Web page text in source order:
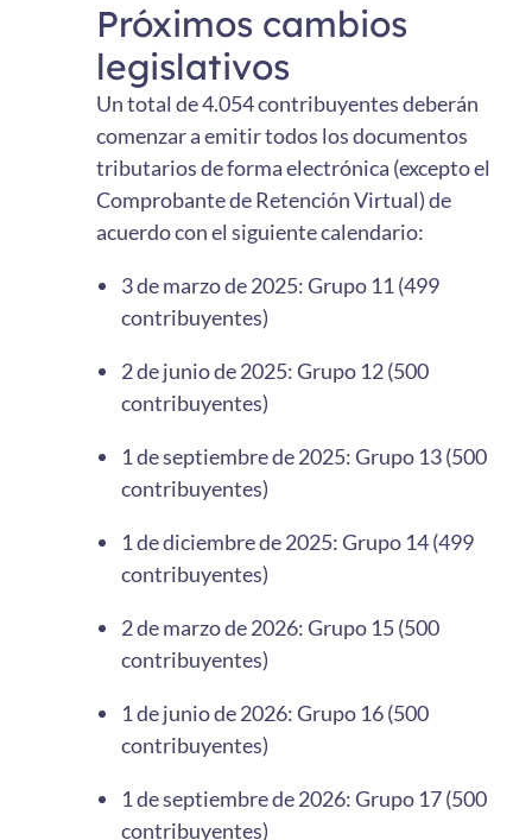
Próximos cambios
legislativos
Un total de 4.054 contribuyentes deberán
comenzar a emitir todos los documentos
tributarios de forma electrónica (excepto el
Comprobante de Retención Virtual) de
acuerdo con el siguiente calendario:
3 de marzo de 2025: Grupo 11 (499
contribuyentes)
2 de junio de 2025: Grupo 12 (500
contribuyentes)
1 de septiembre de 2025: Grupo 13 (500
contribuyentes)
1 de diciembre de 2025: Grupo 14 (499
contribuyentes)
2 de marzo de 2026: Grupo 15 (500
contribuyentes)
1 de junio de 2026: Grupo 16 (500
contribuyentes)
1 de septiembre de 2026: Grupo 17 (500
contribuyentes)